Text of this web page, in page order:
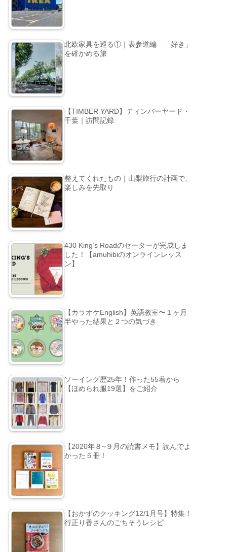
北欧家具を巡る①｜表参道編 「好き」
を確かめる旅
【TIMBER YARD】ティンバーヤード・
千葉｜訪問記録
整えてくれたもの｜山梨旅行の計画で、
楽しみを先取り
430 King’s Roadのセーターが完成しま
した！【amuhibiのオンラインレッス
ン】
【カラオケEnglish】英語教室〜１ヶ月
半やった結果と２つの気づき
ソーイング歴25年！作った55着から
【ほめられ服19選】をご紹介
【2020年８~９月の読書メモ】読んでよ
かった５冊！
【おかずのクッキング12/1月号】特集！
行正り香さんのごちそうレシピ